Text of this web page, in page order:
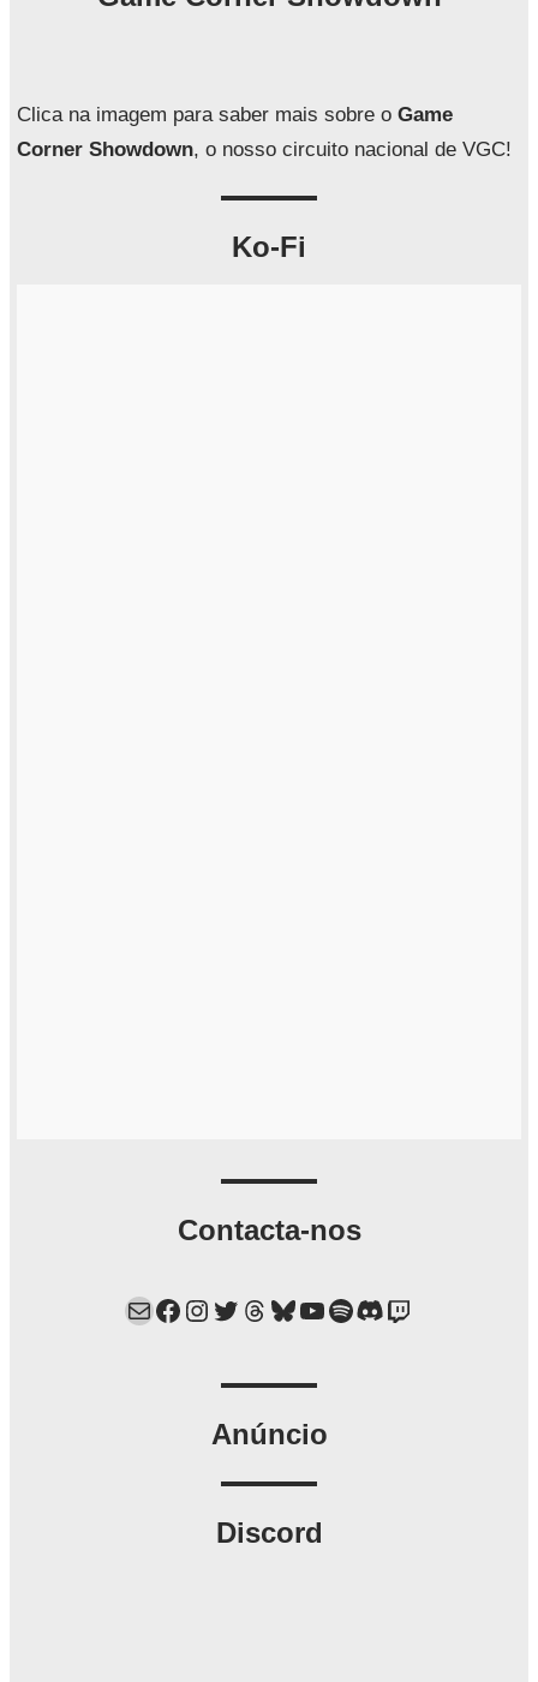
a
r
Clica na imagem para saber mais sobre o Game
Corner Showdown, o nosso circuito nacional de VGC!
Ko-Fi
Contacta-nos
Mail Facebook Instagram Twitter Threads Bluesky YouTube Spotify Discord Twitch
Anúncio
Discord